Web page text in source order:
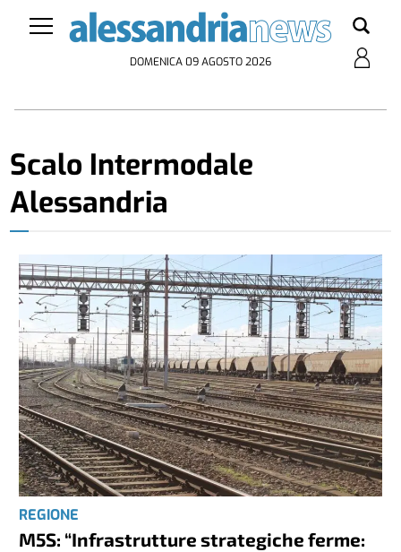
DOMENICA 09 AGOSTO 2026
Scalo Intermodale
Alessandria
REGIONE
M5S: “Infrastrutture strategiche ferme: